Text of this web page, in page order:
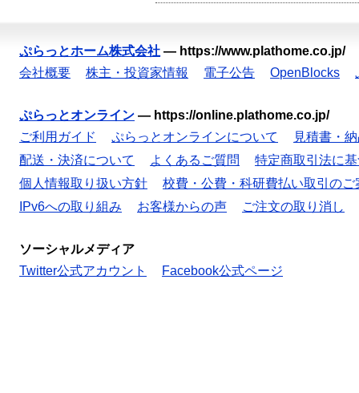
ぷらっとホーム株式会社 — https://www.plathome.co.jp/
会社概要
株主・投資家情報 電子公告 OpenBlocks
ぷらっとオンライン — https://online.plathome.co.jp/
ご利用ガイド
ぷらっとオンラインについて
見積書・
配送・決済について
よくあるご質問
特定商取引法に
個人情報取り扱い方針
校費・公費・科研費払い取引のご
IPv6への取り組み
お客様からの声 ご注文の取り消し
ソーシャルメディア
Twitter公式アカウント
Facebook公式ページ